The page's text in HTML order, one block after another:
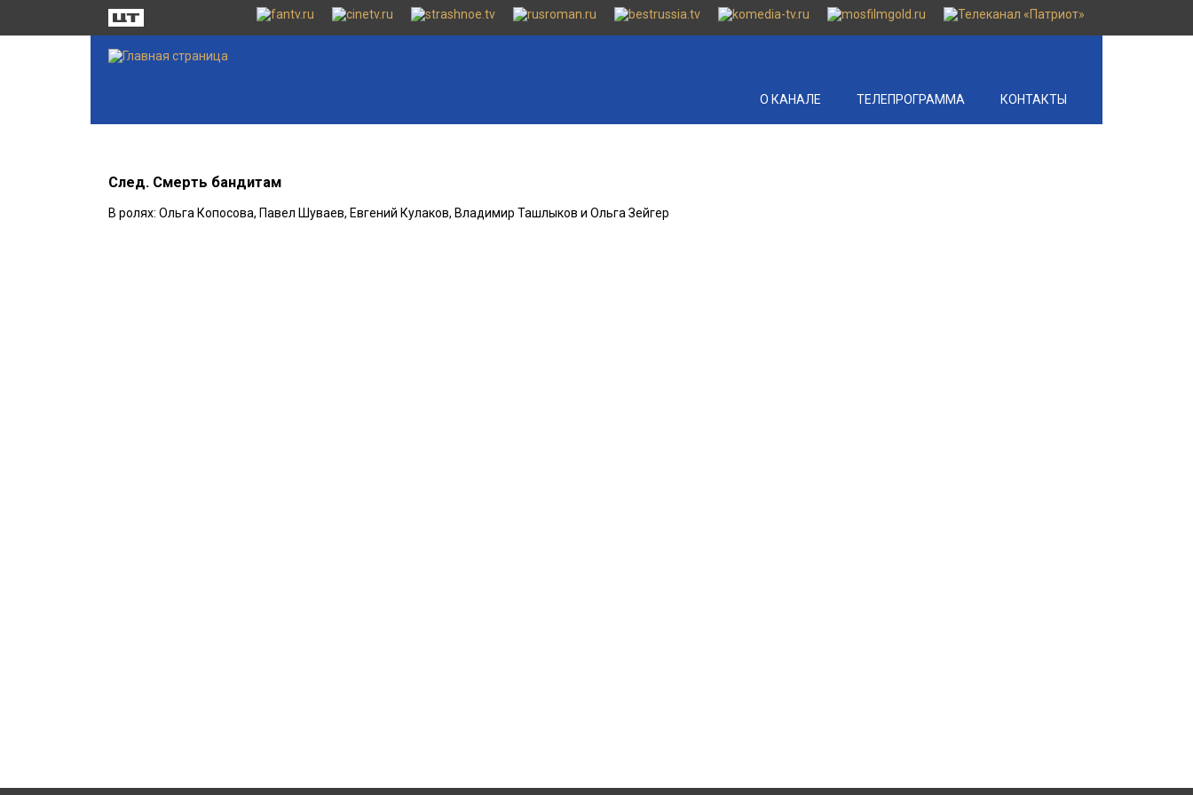
О КАНАЛЕ ТЕЛЕПРОГРАММА КОНТАКТЫ
След. Смерть бандитам
В ролях: Ольга Копосова, Павел Шуваев, Евгений Кулаков, Владимир Ташлыков и Ольга Зейгер